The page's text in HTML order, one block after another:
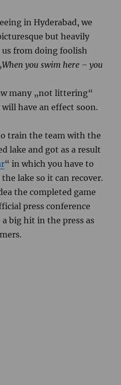
in Hyderabad, we
but heavily
from doing foolish
When you swim here – you
many „not littering“
have an effect soon.
train the team with the
lake and got as a result
“ in which you have to
lake so it can recover.
the completed game
press conference
big hit in the press as